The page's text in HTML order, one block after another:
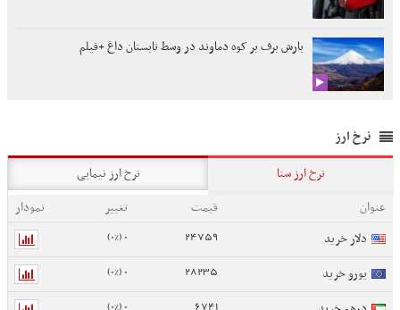
بارش برف بر کوه دماوند در وسط تابستان داغ +فیلم
نرخ ارز
نرخ ارز سنا
نرخ ارز نیمایی
عنوان
قیمت تغییر
نمودار
دلار خرید
24759
0 (0%)
یورو خرید 28235
0 (0%)